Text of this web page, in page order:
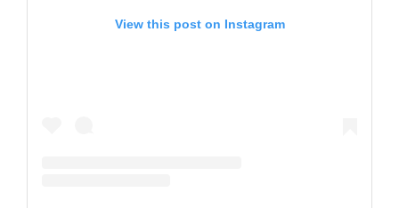
View this post on Instagram